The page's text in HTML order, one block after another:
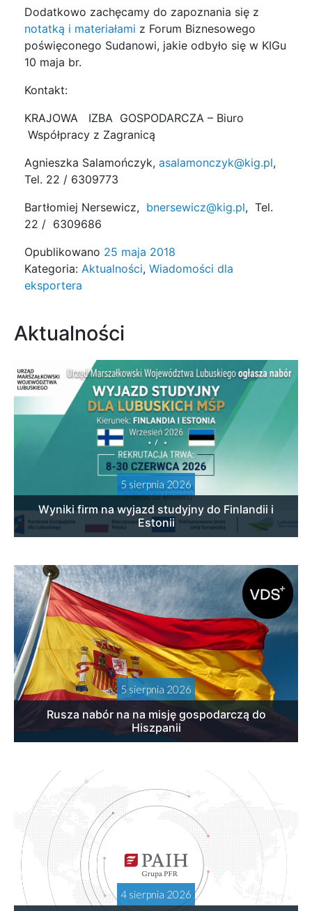
Dodatkowo zachęcamy do zapoznania się z
notatką i materiałami z Forum Biznesowego
poświęconego Sudanowi, jakie odbyło się w KIGu
10 maja br.
Kontakt:
KRAJOWA IZBA GOSPODARCZA – Biuro
Współpracy z Zagranicą
Agnieszka Salamończyk, asalamonczyk@kig.pl,
Tel. 22 / 6309773
Bartłomiej Nersewicz, bnersewicz@kig.pl, Tel.
22 / 6309686
Opublikowano 25 maja 2018
Kategoria: Aktualności, Wiadomości dla
eksportera
Aktualności
5 sierpnia 2026
Wyniki firm na wyjazd studyjny do Finlandii i
Estonii
5 sierpnia 2026
Rusza nabór na na misję gospodarczą do
Hiszpanii
4 sierpnia 2026